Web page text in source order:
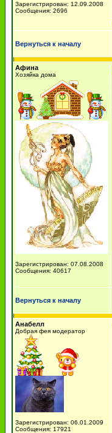
Зарегистрирован: 12.09.2008
Сообщения: 2696
Вернуться к началу
Афина
Хозяйка дома
Зарегистрирован: 07.08.2008
Сообщения: 40617
Вернуться к началу
Анабелл
Добрая фея модератор
Зарегистрирован: 06.01.2009
Сообщения: 17921